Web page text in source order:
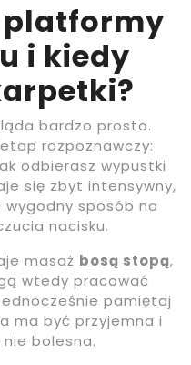
platformy
i kiedy
bardzo prosto.
rozpoznawczy:
odbierasz wypustki
się zbyt intensywny,
sposób na
nacisku.
masaż bosą stopą,
wtedy pracować
pamiętaj
ma być przyjemna i
bolesna.